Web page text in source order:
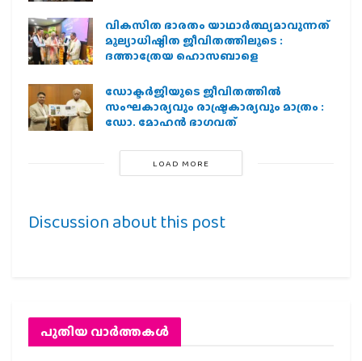
വികസിത ഭാരതം യാഥാർത്ഥ്യമാവുന്നത്
മൂല്യാധിഷ്ഠിത ജീവിതത്തിലൂടെ :
ദത്താത്രേയ ഹൊസബാളെ
ഡോക്ടർജിയുടെ ജീവിതത്തിൽ
സംഘകാര്യവും രാഷ്ട്രകാര്യവും മാത്രം :
ഡോ. മോഹൻ ഭാഗവത്
LOAD MORE
Discussion about this post
പുതിയ വാര്‍ത്തകള്‍